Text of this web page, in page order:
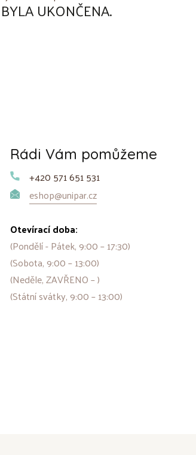
UKONČENA.
Rádi Vám pomůžeme
+420 571 651 531
eshop@unipar.cz
Otevírací doba:
(Pondělí - Pátek, 9:00 – 17:30)
(Sobota, 9:00 – 13:00)
(Neděle, ZAVŘENO – )
(Státní svátky, 9:00 – 13:00)